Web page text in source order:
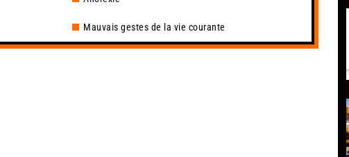
Mauvais gestes de la vie courante